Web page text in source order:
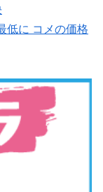
低に コメの価格